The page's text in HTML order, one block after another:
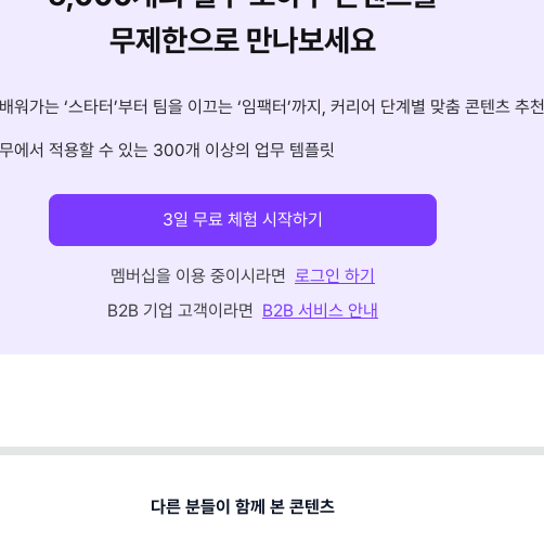
무제한으로 만나보세요
워가는 ‘스타터’부터 팀을 이끄는 ‘임팩터’까지, 커리어 단계별 맞춤 콘텐츠 추천
에서 적용할 수 있는 300개 이상의 업무 템플릿
3일 무료 체험 시작하기
멤버십을 이용 중이시라면 로그인 하기
B2B 기업 고객이라면 B2B 서비스 안내
다른 분들이 함께 본 콘텐츠